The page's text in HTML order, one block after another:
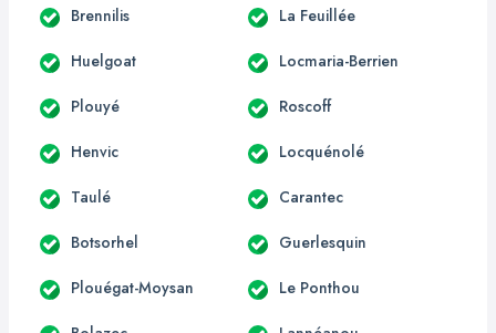
Brennilis La Feuillée
Huelgoat Locmaria-Berrien
Plouyé Roscoff
Henvic Locquénolé
Taulé Carantec
Botsorhel Guerlesquin
Plouégat-Moysan Le Ponthou